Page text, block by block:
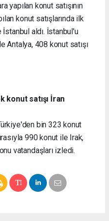
yapılan konut satışının
konut satışlarında ilk
İstanbul aldı. İstanbul'u
Antalya, 408 konut satışı
konut satışı İran
bin 323 konut
990 konut ile Irak,
vatandaşları izledi.